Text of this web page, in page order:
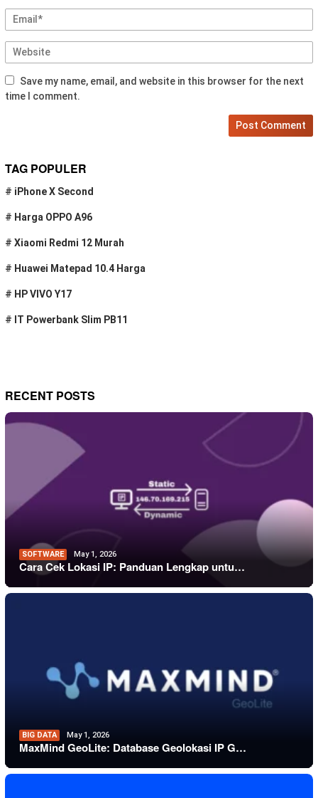
Save my name, email, and website in this browser for the next
time I comment.
TAG POPULER
# iPhone X Second
# Harga OPPO A96
# Xiaomi Redmi 12 Murah
# Huawei Matepad 10.4 Harga
# HP VIVO Y17
# IT Powerbank Slim PB11
RECENT POSTS
SOFTWARE May 1, 2026
Cara Cek Lokasi IP: Panduan Lengkap untu…
BIG DATA May 1, 2026
MaxMind GeoLite: Database Geolokasi IP G…